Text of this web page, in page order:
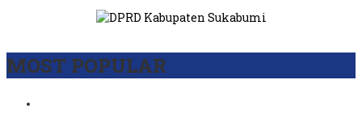
MOST POPULAR